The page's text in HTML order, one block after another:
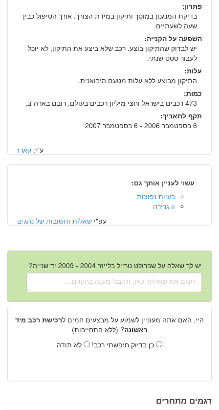
פתרון:
בדיקת המנגנון במוסך ותיקון במידת הצורך. אורך הטיפול כבין
שעה לשעתיים.
השפעה על הקנייה:
יש לבדוק שהתיקון בוצע. רכב שלא ביצע את התיקון, לא יוכל
לעבור טסט שנתי.
עלות:
התיקון מבוצע ללא עלות מטעם היבואנית.
כמות:
473 רכבים בישראל וחצי מיליון רכבים בעולם, רובם בארה"ב.
תקף לתאריך:
6 בספטמבר 2006 - 6 בספטמבר 2007
ע"י: קארז
עשוי לעניין אותך גם:
בעיות נפוצות
וו גרירה
עפ"י שאלות ותשובות של נהגים
יש לך שאלה על שברולט טרייל בלייזר 2004 - 2009 יד שנייה?
היי, האם אתה מעוניין לשמוע על מבצעים חמים לרכישת רכב מיד
ראשונה? (ללא התחייבות)
כן בדיוק חיפשתי רכב!
לא תודה
דגמים מתחרים